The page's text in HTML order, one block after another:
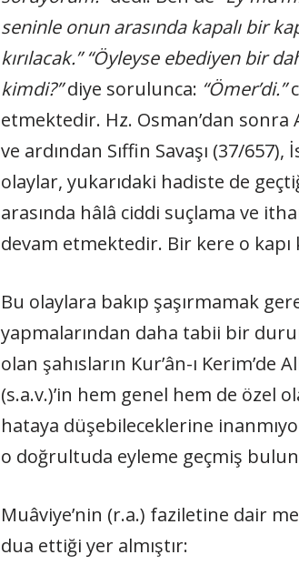
seninle onun arasında kapalı bir
kırılacak.” “Öyleyse ebediyen bir
kimdi?”diye sorulunca: “Ömer’di.”
etmektedir. Hz. Osman’dan sonra
ve ardından Sıffin Savaşı (37/
olaylar, yukarıdaki hadiste de
arasında hâlâ ciddi suçlama ve
devam etmektedir. Bir kere o kapı
Bu olaylara bakıp şaşırmamak
yapmalarından daha tabii bir
olan şahısların Kur’ân-ı
(s.a.v.)’in hem genel hem de özel
hataya düşebileceklerine
o doğrultuda eyleme geçmiş
Muâviye’nin (r.a.) faziletine dair
dua ettiği yer almıştır: